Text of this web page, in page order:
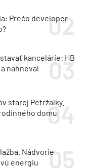
Prečo developer
kancelárie: HB
nahneval
starej Petržalky.
domu
Nádvorie
energiu